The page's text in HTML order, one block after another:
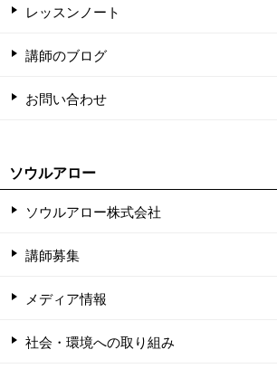
レッスンノート
講師のブログ
お問い合わせ
ソウルアロー
ソウルアロー株式会社
講師募集
メディア情報
社会・環境への取り組み